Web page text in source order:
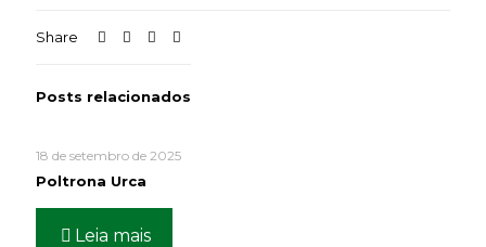
Share
Posts relacionados
18 de setembro de 2025
Poltrona Urca
Leia mais